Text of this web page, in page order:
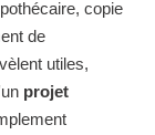
copie
de
utiles,
projet